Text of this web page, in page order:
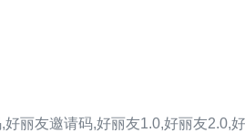
好丽友邀请码,好丽友1.0,好丽友2.0,